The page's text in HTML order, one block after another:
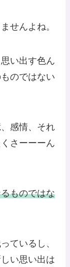
せんよね。
い出す色ん
のではない
感情、それ
さーーーん
ものではな
ているし、
い思い出は